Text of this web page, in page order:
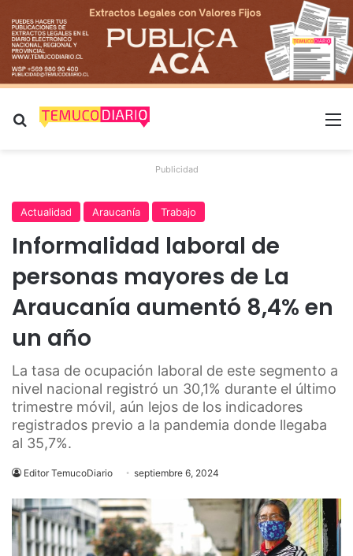
Buscar por
Publicidad
Actualidad Araucanía Trabajo
Informalidad laboral de
personas mayores de La
Araucanía aumentó 8,4% en
un año
La tasa de ocupación laboral de este segmento a
nivel nacional registró un 30,1% durante el último
trimestre móvil, aún lejos de los indicadores
registrados previo a la pandemia donde llegaba
al 35,7%.
Editor TemucoDiario septiembre 6, 2024